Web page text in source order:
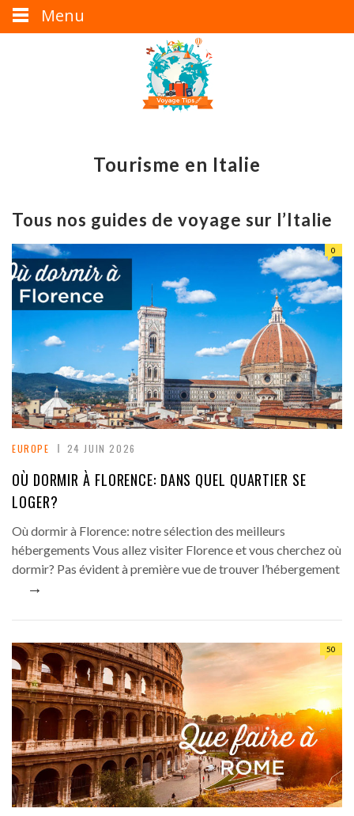
Tourisme en Italie
Tous nos guides de voyage sur l’Italie
0
EUROPE 24 JUIN 2026
OÙ DORMIR À FLORENCE: DANS QUEL QUARTIER SE
LOGER?
Où dormir à Florence: notre sélection des meilleurs
hébergements Vous allez visiter Florence et vous cherchez où
dormir? Pas évident à première vue de trouver l’hébergement
→
50
Menu